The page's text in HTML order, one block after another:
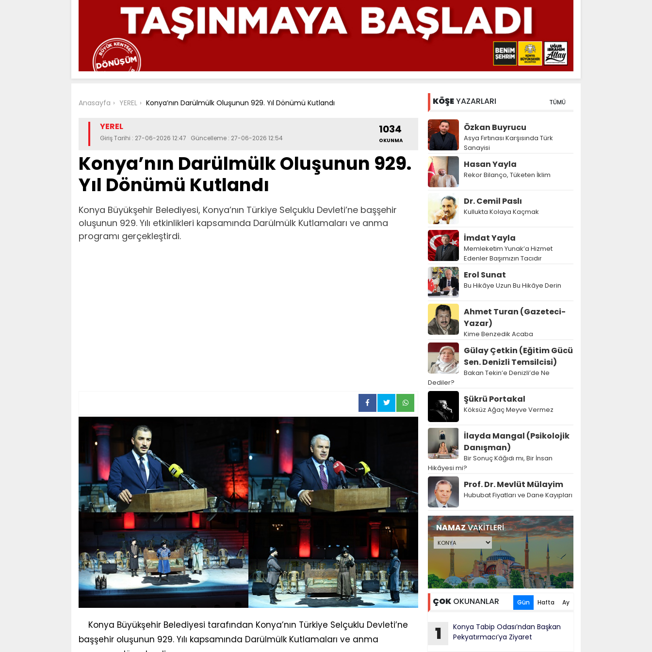
Anasayfa YEREL Konya’nın Darülmülk Oluşunun 929. Yıl Dönümü Kutlandı
YEREL
Giriş Tarihi : 27-06-2026 12:47 Güncelleme : 27-06-2026 12:54
1034
OKUNMA
Konya’nın Darülmülk Oluşunun 929.
Yıl Dönümü Kutlandı
Konya Büyükşehir Belediyesi, Konya’nın Türkiye Selçuklu Devleti’ne başşehir
oluşunun 929. Yılı etkinlikleri kapsamında Darülmülk Kutlamaları ve anma
programı gerçekleştirdi.
Konya Büyükşehir Belediyesi tarafından Konya’nın Türkiye Selçuklu Devleti’ne
başşehir oluşunun 929. Yılı kapsamında Darülmülk Kutlamaları ve anma
KÖŞEYAZARLARI TÜMÜ
Özkan Buyrucu
Asya Fırtınası Karşısında Türk
Sanayisi
Hasan Yayla
Rekor Bilanço, Tüketen İklim
Dr. Cemil Paslı
Kullukta Kolaya Kaçmak
İmdat Yayla
Memleketim Yunak’a Hizmet
Edenler Başımızın Tacıdır
Erol Sunat
Bu Hikâye Uzun Bu Hikâye Derin
Ahmet Turan (Gazeteci-
Yazar)
Kime Benzedik Acaba
Gülay Çetkin (Eğitim Gücü
Sen. Denizli Temsilcisi)
Bakan Tekin’e Denizli’de Ne
Dediler?
Şükrü Portakal
Köksüz Ağaç Meyve Vermez
İlayda Mangal (Psikolojik
Danışman)
Bir Sonuç Kâğıdı mı, Bir İnsan
Hikâyesi mi?
Prof. Dr. Mevlüt Mülayim
Hububat Fiyatları ve Dane Kayıpları
NAMAZVAKİTLERİ
ÇOK OKUNANLAR Gün Hafta Ay
1
Konya Tabip Odası’ndan Başkan
Pekyatırmacı’ya Ziyaret